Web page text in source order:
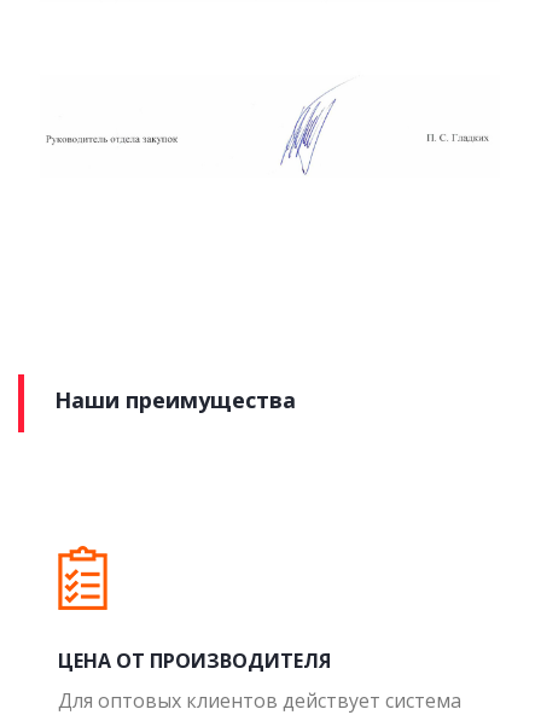
Наши преимущества
ЦЕНА ОТ ПРОИЗВОДИТЕЛЯ
Для оптовых клиентов действует система